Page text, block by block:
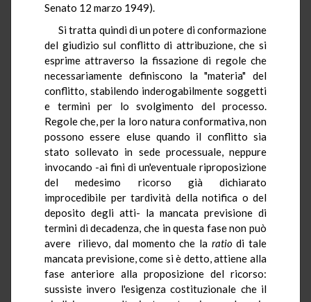
Senato 12 marzo 1949).
Si tratta quindi di un potere di conformazione
del giudizio sul conflitto di attribuzione, che si
esprime attraverso la fissazione di regole che
necessariamente definiscono la "materia" del
conflitto, stabilendo inderogabilmente soggetti
e termini per lo svolgimento del processo.
Regole che, per la loro natura conformativa, non
possono essere eluse quando il conflitto sia
stato sollevato in sede processuale, neppure
invocando -ai fini di un'eventuale riproposizione
del medesimo ricorso già dichiarato
improcedibile per tardività della notifica o del
deposito degli atti- la mancata previsione di
termini di decadenza, che in questa fase non può
avere rilievo, dal momento che la ratiodi tale
mancata previsione, come si è detto, attiene alla
fase anteriore alla proposizione del ricorso:
sussiste invero l'esigenza costituzionale che il